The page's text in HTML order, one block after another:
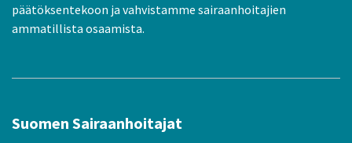
päätöksentekoon ja vahvistamme sairaanhoitajien
ammatillista osaamista.
Suomen Sairaanhoitajat